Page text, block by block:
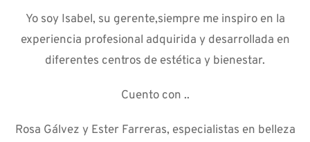
Yo soy Isabel, su gerente,siempre me inspiro en la
experiencia profesional adquirida y desarrollada en
diferentes centros de estética y bienestar.
Cuento con ..
Rosa Gálvez y Ester Farreras, especialistas en belleza